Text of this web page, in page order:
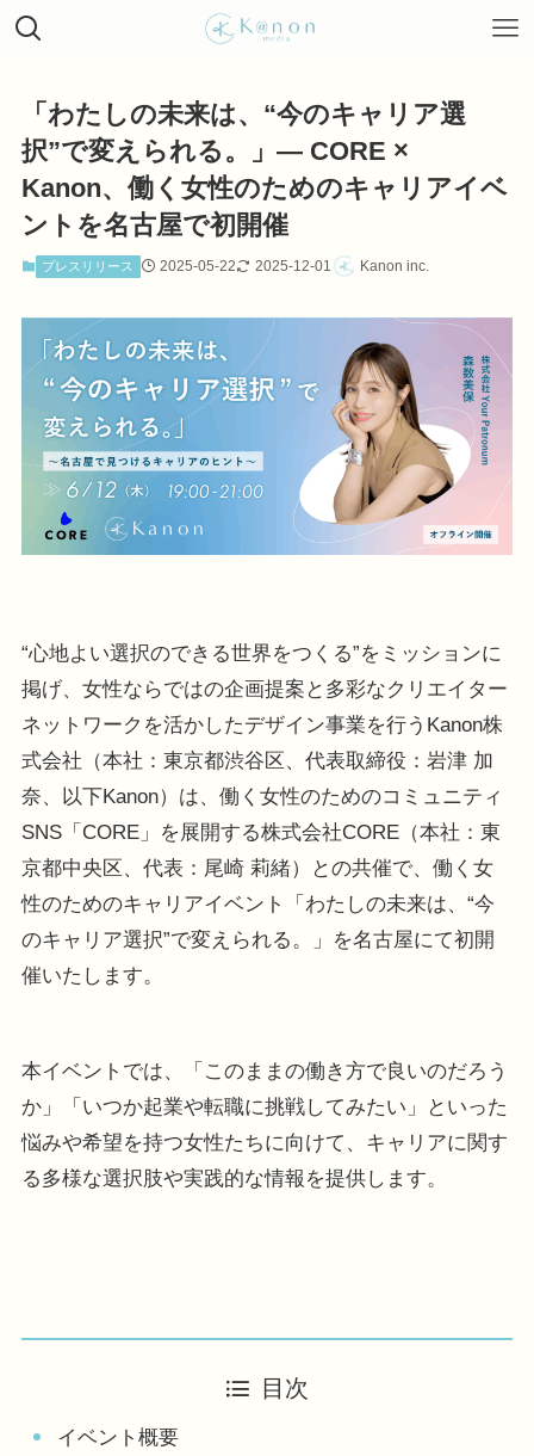
「わたしの未来は、“今のキャリア選
択”で変えられる。」— CORE ×
Kanon、働く女性のためのキャリアイベ
ントを名古屋で初開催
プレスリリース 2025-05-22 2025-12-01 Kanon inc.
“心地よい選択のできる世界をつくる”をミッションに
掲げ、女性ならではの企画提案と多彩なクリエイター
ネットワークを活かしたデザイン事業を行うKanon株
式会社（本社：東京都渋谷区、代表取締役：岩津 加
奈、以下Kanon）は、働く女性のためのコミュニティ
SNS「CORE」を展開する株式会社CORE（本社：東
京都中央区、代表：尾崎 莉緒）との共催で、働く女
性のためのキャリアイベント「わたしの未来は、“今
のキャリア選択”で変えられる。」を名古屋にて初開
催いたします。
本イベントでは、「このままの働き方で良いのだろう
か」「いつか起業や転職に挑戦してみたい」といった
悩みや希望を持つ女性たちに向けて、キャリアに関す
る多様な選択肢や実践的な情報を提供します。
目次
イベント概要